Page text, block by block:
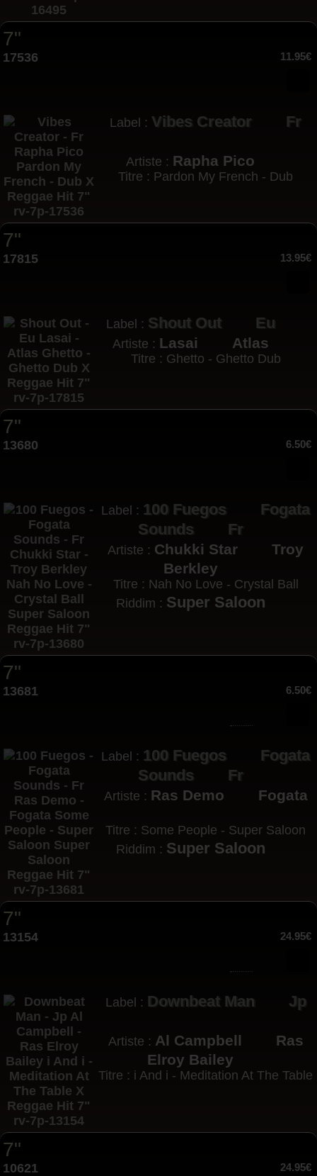
7"
17536 11.95€
Label : Vibes Creator Fr
Artiste : Rapha Pico
Titre : Pardon My French - Dub
7"
17815 13.95€
Label : Shout Out Eu
Artiste : Lasai Atlas
Titre : Ghetto - Ghetto Dub
7"
13680 6.50€
Label : 100 Fuegos
Fogata
Sounds
Fr
Artiste : Chukki Star
Troy
Berkley
Titre : Nah No Love - Crystal Ball
Riddim : Super Saloon
7"
13681 6.50€
Label : 100 Fuegos
Fogata
Sounds
Fr
Artiste : Ras Demo Fogata
Titre : Some People - Super Saloon
Riddim : Super Saloon
7"
13154 24.95€
Label : Downbeat Man Jp
Artiste : Al Campbell
Ras
Elroy Bailey
Titre : i And i - Meditation At The Table
7"
10621 24.95€